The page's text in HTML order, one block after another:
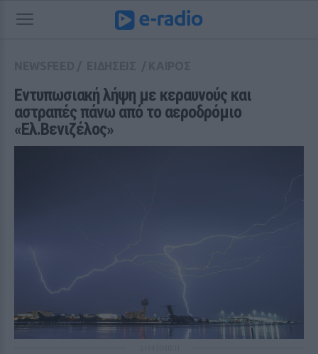
Εντυπωσιακή λήψη με κεραυνούς και
αστραπές πάνω από το αεροδρόμιο
«Ελ.Βενιζέλος»